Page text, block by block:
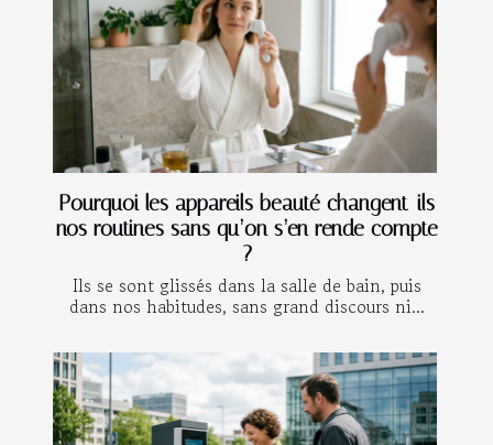
Pourquoi les appareils beauté changent-ils
nos routines sans qu’on s’en rende compte
?
Ils se sont glissés dans la salle de bain, puis
dans nos habitudes, sans grand discours ni...